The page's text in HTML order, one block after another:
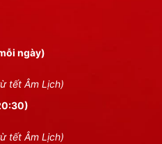
ngày)
tết Âm Lịch)
tết Âm Lịch)